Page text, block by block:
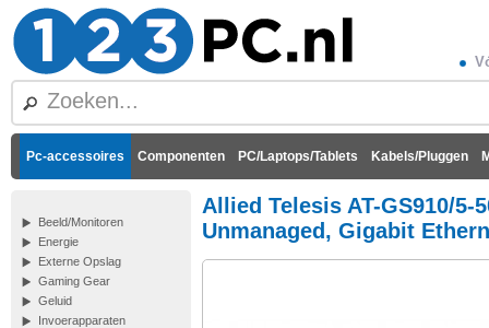
Pc-accessoires Componenten PC/Laptops/Tablets Kabels/Pluggen
Beeld/Monitoren
Energie
Externe Opslag
Gaming Gear
Geluid
Invoerapparaten
Allied Telesis AT-GS910/5-
Unmanaged, Gigabit